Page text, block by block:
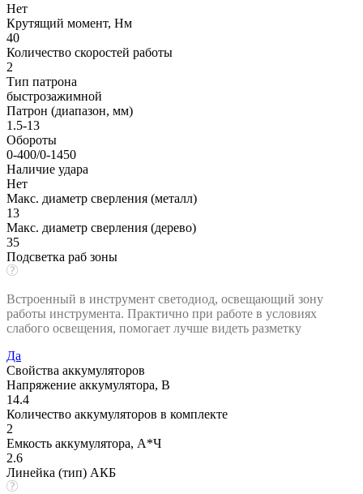
Нет
Крутящий момент, Нм
40
Количество скоростей работы
2
Тип патрона
быстрозажимной
Патрон (диапазон, мм)
1.5-13
Обороты
0-400/0-1450
Наличие удара
Нет
Макс. диаметр сверления (металл)
13
Макс. диаметр сверления (дерево)
35
Подсветка раб зоны
Встроенный в инструмент светодиод, освещающий зону
работы инструмента. Практично при работе в условиях
слабого освещения, помогает лучше видеть разметку
Да
Свойства аккумуляторов
Напряжение аккумулятора, В
14.4
Количество аккумуляторов в комплекте
2
Емкость аккумулятора, А*Ч
2.6
Линейка (тип) АКБ